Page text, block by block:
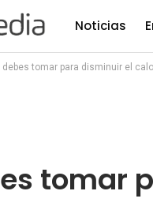
Noticias
debes tomar para disminuir el
tomar